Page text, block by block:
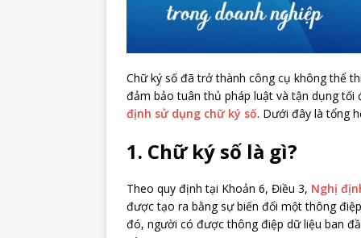
Chữ ký số đã trở thành công cụ không thể
đảm bảo tuân thủ pháp luật và tận dụng
định sử dụng chữ ký số. Dưới đây là tổng
1. Chữ ký số là gì?
Theo quy định tại Khoản 6, Điều 3, Nghị
được tạo ra bằng sự biến đổi một thông
đó, người có được thông điệp dữ liệu ban